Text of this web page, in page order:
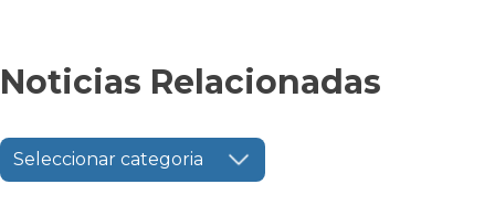
Noticias Relacionadas
Seleccionar categoria